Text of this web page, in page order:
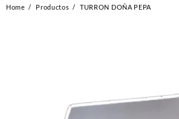
Home Productos TURRON DOÑA PEPA